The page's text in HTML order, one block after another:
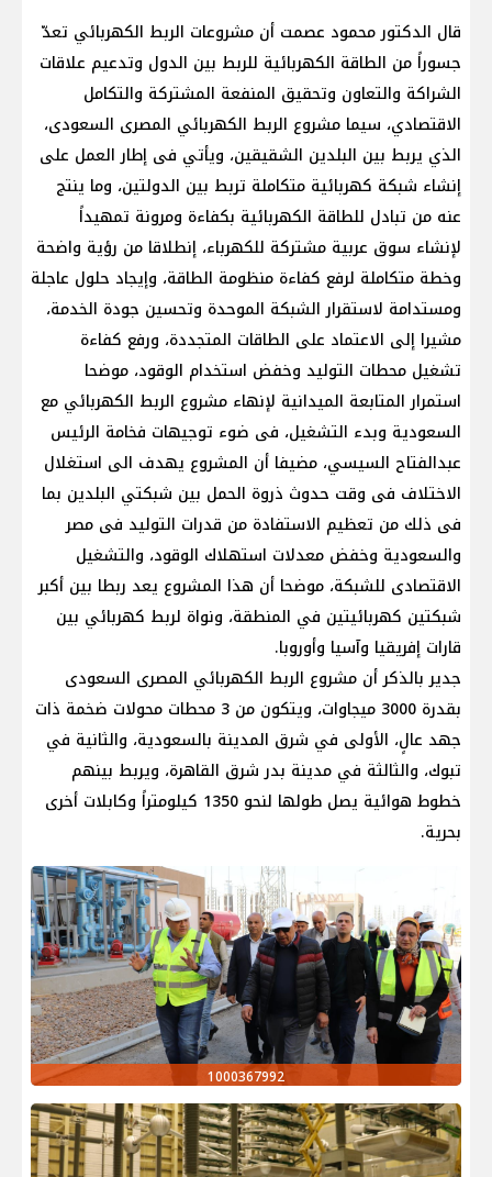
قال الدكتور محمود عصمت أن مشروعات الربط الكهربائي تعدّ
جسوراً من الطاقة الكهربائية للربط بين الدول وتدعيم علاقات
الشراكة والتعاون وتحقيق المنفعة المشتركة والتكامل
الاقتصادي، سيما مشروع الربط الكهربائي المصرى السعودى،
الذي يربط بين البلدين الشقيقين، ويأتي فى إطار العمل على
إنشاء شبكة كهربائية متكاملة تربط بين الدولتين، وما ينتج
عنه من تبادل للطاقة الكهربائية بكفاءة ومرونة تمهيداً
لإنشاء سوق عربية مشتركة للكهرباء، إنطلاقا من رؤية واضحة
وخطة متكاملة لرفع كفاءة منظومة الطاقة، وإيجاد حلول عاجلة
ومستدامة لاستقرار الشبكة الموحدة وتحسين جودة الخدمة،
مشيرا إلى الاعتماد على الطاقات المتجددة، ورفع كفاءة
تشغيل محطات التوليد وخفض استخدام الوقود، موضحا
استمرار المتابعة الميدانية لإنهاء مشروع الربط الكهربائي مع
السعودية وبدء التشغيل، فى ضوء توجيهات فخامة الرئيس
عبدالفتاح السيسي، مضيفا أن المشروع يهدف الى استغلال
الاختلاف فى وقت حدوث ذروة الحمل بين شبكتي البلدين بما
فى ذلك من تعظيم الاستفادة من قدرات التوليد فى مصر
والسعودية وخفض معدلات استهلاك الوقود، والتشغيل
الاقتصادى للشبكة، موضحا أن هذا المشروع يعد ربطا بين أكبر
شبكتين كهربائيتين في المنطقة، ونواة لربط كهربائي بين
قارات إفريقيا وآسيا وأوروبا.
جدير بالذكر أن مشروع الربط الكهربائي المصرى السعودى
بقدرة 3000 ميجاوات، ويتكون من 3 محطات محولات ضخمة ذات
جهد عالٍ، الأولى في شرق المدينة بالسعودية، والثانية في
تبوك، والثالثة في مدينة بدر شرق القاهرة، ويربط بينهم
خطوط هوائية يصل طولها لنحو 1350 كيلومتراً وكابلات أخرى
بحرية.
1000367992